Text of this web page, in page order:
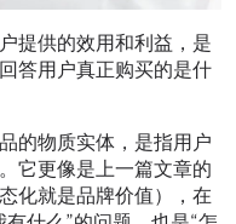
提供的效用和利益，是
答用户真正购买的是什
的物质实体，是指用户
它更像是上一篇文章的
化就是品牌价值），在